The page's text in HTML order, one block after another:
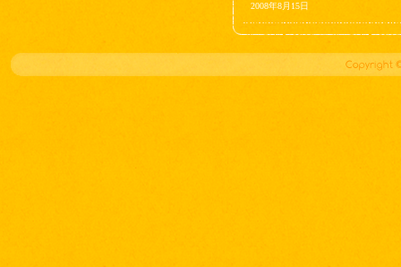
2008年8月15日